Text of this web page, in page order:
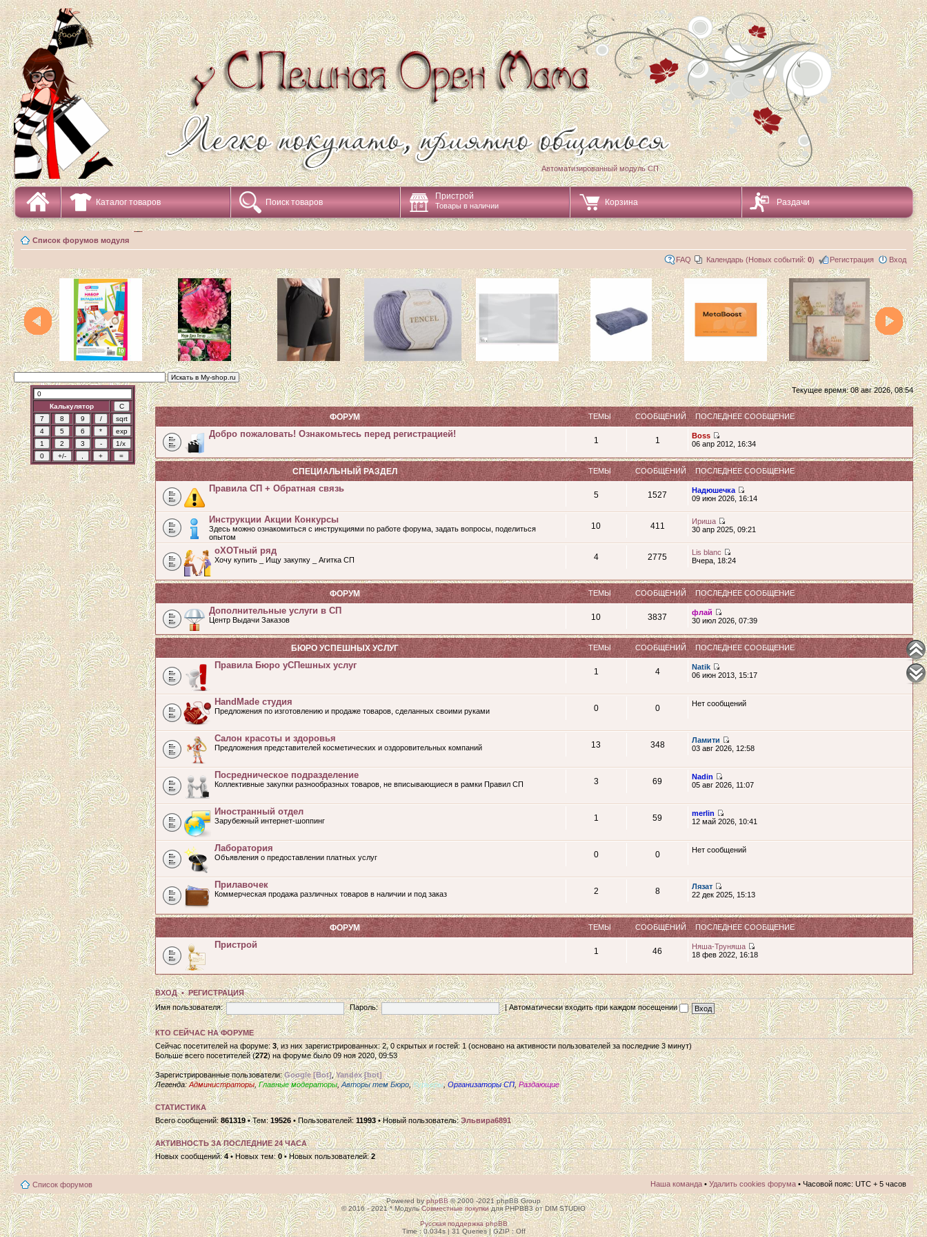
Автоматизированный модуль СП
Каталог товаров Поиск товаров
Пристрой
Товары в наличии Корзина Раздачи
Список форумов модуля
FAQ Календарь (Новых событий: 0) Регистрация Вход
Калькулятор
Текущее время: 08 авг 2026, 08:54
ФОРУМ ТЕМЫ СООБЩЕНИЙ ПОСЛЕДНЕЕ СООБЩЕНИЕ
Добро пожаловать! Ознакомьтесь перед регистрацией!
1 1
Boss
06 апр 2012, 16:34
СПЕЦИАЛЬНЫЙ РАЗДЕЛ ТЕМЫ СООБЩЕНИЙ ПОСЛЕДНЕЕ СООБЩЕНИЕ
Правила СП + Обратная связь
5 1527
Надюшечка
09 июн 2026, 16:14
Инструкции Акции Конкурсы
Здесь можно ознакомиться с инструкциями по работе форума, задать вопросы, поделиться
опытом
10 411
Ириша
30 апр 2025, 09:21
оХОТный ряд
Хочу купить _ Ищу закупку _ Агитка СП 4 2775
Lis blanc
Вчера, 18:24
ФОРУМ ТЕМЫ СООБЩЕНИЙ ПОСЛЕДНЕЕ СООБЩЕНИЕ
Дополнительные услуги в СП
Центр Выдачи Заказов 10 3837
флай
30 июл 2026, 07:39
БЮРО УСПЕШНЫХ УСЛУГ ТЕМЫ СООБЩЕНИЙ ПОСЛЕДНЕЕ СООБЩЕНИЕ
Правила Бюро уСПешных услуг
1 4
Natik
06 июн 2013, 15:17
HandMade студия
Предложения по изготовлению и продаже товаров, сделанных своими руками 0 0 Нет сообщений
Салон красоты и здоровья
Предложения представителей косметических и оздоровительных компаний 13 348
Ламити
03 авг 2026, 12:58
Посредническое подразделение
Коллективные закупки разнообразных товаров, не вписывающиеся в рамки Правил СП 3 69
Nadin
05 авг 2026, 11:07
Иностранный отдел
Зарубежный интернет-шоппинг 1 59
merlin
12 май 2026, 10:41
Лаборатория
Объявления о предоставлении платных услуг 0 0 Нет сообщений
Прилавочек
Коммерческая продажа различных товаров в наличии и под заказ 2 8
Лязат
22 дек 2025, 15:13
ФОРУМ ТЕМЫ СООБЩЕНИЙ ПОСЛЕДНЕЕ СООБЩЕНИЕ
Пристрой
1 46
Няша-Труняша
18 фев 2022, 16:18
ВХОД•РЕГИСТРАЦИЯ
Имя пользователя:
Пароль: |Автоматически входить при каждом посещении
КТО СЕЙЧАС НА ФОРУМЕ
Сейчас посетителей на форуме:3, из них зарегистрированных: 2, 0 скрытых и гостей: 1 (основано на активности пользователей за последние 3 минут)
Больше всего посетителей (272) на форуме было 09 ноя 2020, 09:53
Зарегистрированные пользователи:Google [Bot],Yandex [bot]
Легенда:Администраторы,Главные модераторы, Авторы тем Бюро ,Курьеры,Организаторы СП, Раздающие
СТАТИСТИКА
Всего сообщений:861319• Тем:19526• Пользователей: 11993• Новый пользователь:Эльвира6891
АКТИВНОСТЬ ЗА ПОСЛЕДНИЕ 24 ЧАСА
Новых сообщений:4• Новых тем:0• Новых пользователей:2
Список форумов Наша команда • Удалить cookies форума • Часовой пояс: UTC + 5 часов
Powered byphpBB© 2000 -2021 phpBB Group
© 2016 - 2021 * МодульСовместные покупкидля PHPBB3 от DIM STUDIO
Русская поддержка phpBB
Time : 0.034s | 31 Queries | GZIP : Off